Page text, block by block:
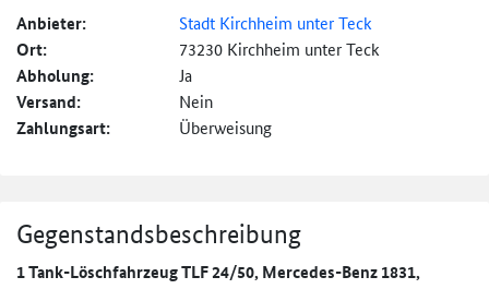
Anbieter: Stadt Kirchheim unter Teck
Ort: 73230 Kirchheim unter Teck
Abholung: Ja
Versand: Nein
Zahlungsart: Überweisung
Gegenstandsbeschreibung
1 Tank-Löschfahrzeug TLF 24/50, Mercedes-Benz 1831,